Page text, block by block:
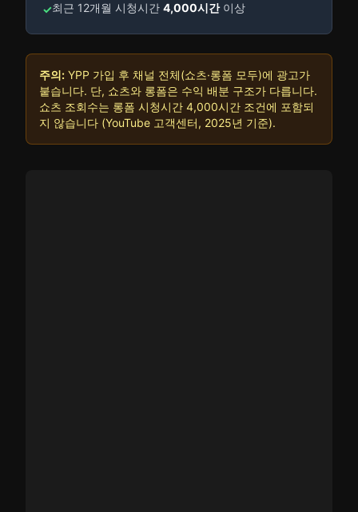
✓최근 12개월 시청시간 4,000시간이상
주의: YPP 가입 후 채널 전체(쇼츠·롱폼 모두)에 광고가
붙습니다. 단, 쇼츠와 롱폼은 수익 배분 구조가 다릅니다.
쇼츠 조회수는 롱폼 시청시간 4,000시간 조건에 포함되
지 않습니다 (YouTube 고객센터, 2025년 기준).